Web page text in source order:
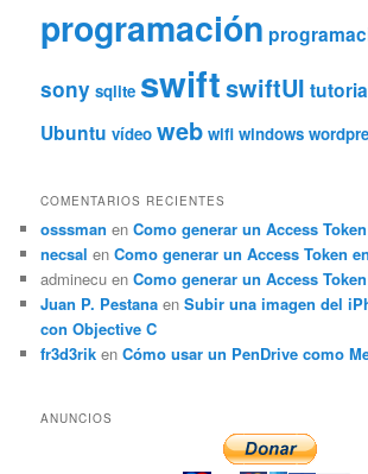
programación
sony sqlite swiftswiftUI
Ubuntu vídeo web wifi windows
COMENTARIOS RECIENTES
osssman enComo generar un Access
necsal enComo generar un Access Token
adminecu enComo generar un Access
Juan P. Pestana enSubir una imagen del
con Objective C
fr3d3rik enCómo usar un PenDrive como
ANUNCIOS